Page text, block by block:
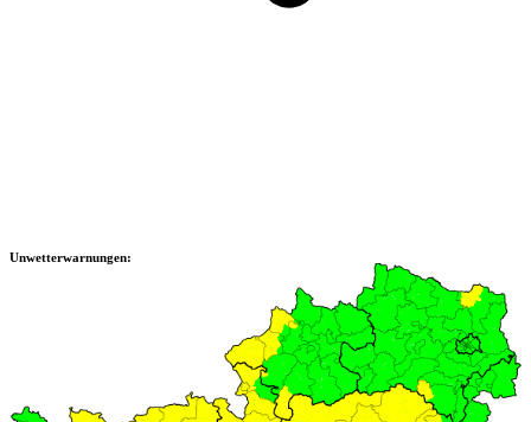
Unwetterwarnungen: